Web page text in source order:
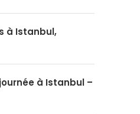
à Istanbul,
à Istanbul –